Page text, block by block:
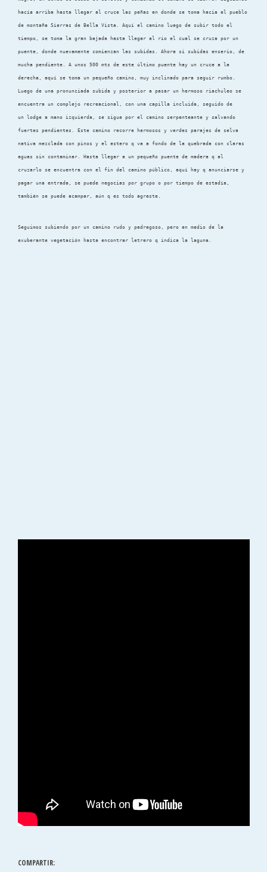
hacía arriba hasta llegar al cruce las peñas en donde se toma hacia el pueblo
de montaña Sierras de Bella Vista. Aquí el camino luego de subir todo el
tiempo, se toma la gran bajada hasta llegar al rio el cual se cruza por un
puente, donde nuevamente comienzan las subidas. Ahora si subidas enserio, de
mucha pendiente. A unos 500 mts de este último puente hay un cruce a la
derecha, aquí se toma un pequeño camino, muy inclinado para seguir rumbo.
Luego de una pronunciada subida y posterior a pasar un hermoso riachuleo se
encuentra un complejo recreacional, con una capilla incluida, seguido de
un lodge a mano izquierda, se sigue por el camino serpenteante y salvando
fuertes pendientes. Este camino recorre hermosos y verdes parajes de selva
nativa mezclada con pinos y el estero q va a fondo de la quebrada con claras
aguas sin contaminar. Hasta llegar a un pequeño puente de madera q al
cruzarlo se encuentra con el fin del camino público, aquí hay q anunciarse y
pagar una entrada, se puede negocias por grupo o por tiempo de estadía,
también se puede acampar, aún q es todo agreste.
Seguimos subiendo por un camino rudo y pedregoso, pero en medio de la
exuberante vegetación hasta encontrar letrero q indica la laguna.
COMPARTIR: